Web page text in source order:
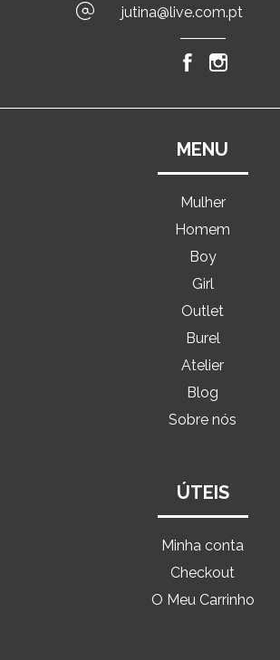
jutina@live.com.pt
MENU
Mulher
Homem
Boy
Girl
Outlet
Burel
Atelier
Blog
Sobre nós
ÚTEIS
Minha conta
Checkout
O Meu Carrinho